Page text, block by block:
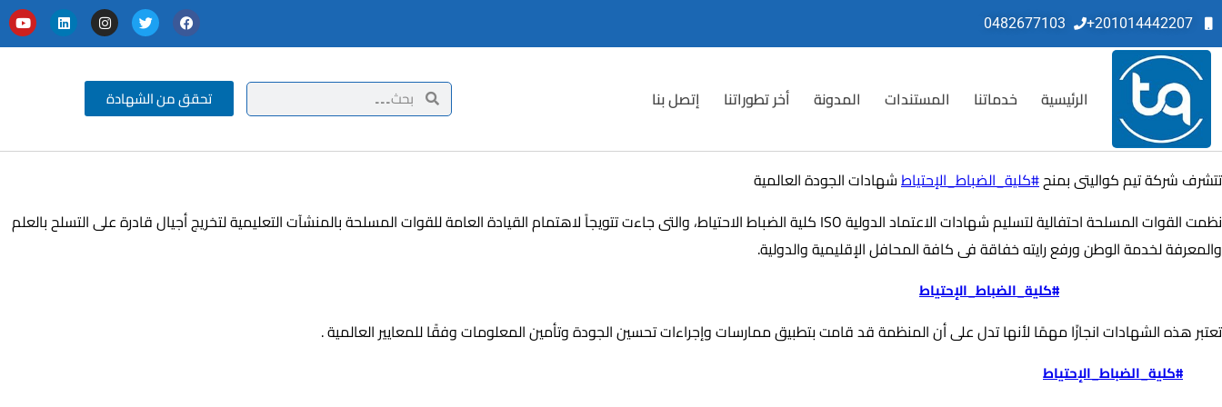
201014442207+
0482677103
الرئيسية خدماتنا المستندات المدونة أخر تطوراتنا إتصل بنا تحقق من الشهادة
تتشرف شركة تيم كواليتى بمنح#كلية_الضباط_الإحتياطشهادات الجودة العالمية
نظمت القوات المسلحة احتفالية لتسليم شهادات الاعتماد الدولية ISO كلية الضباط الاحتياط، والتى جاءت تتويجاً لاهتمام القيادة العامة للقوات المسلحة بالمنشآت التعليمية لتخريج أجيال قادرة على التسلح بالعلم
والمعرفة لخدمة الوطن ورفع رايته خفاقة فى كافة المحافل الإقليمية والدولية.
#كلية_الضباط_الإحتياط
تعتبر هذه الشهادات انجازًا مهمًا لأنها تدل على أن المنظمة قد قامت بتطبيق ممارسات وإجراءات تحسين الجودة وتأمين المعلومات وفقًا للمعايير العالمية .
#كلية_الضباط_الإحتياط